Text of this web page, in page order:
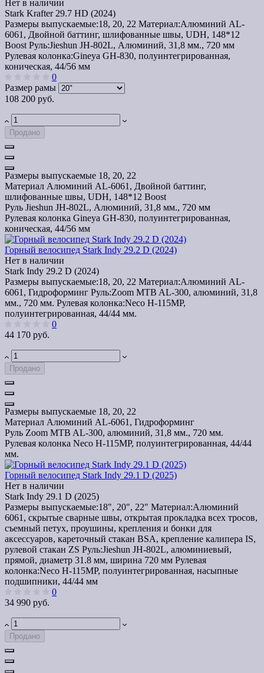
Нет в наличии
Stark Krafter 29.7 HD (2024)
Размеры выпускаемые:18, 20, 22 Материал:Алюминий AL-
6061, Двойной баттинг, шлифованные швы, UDH, 148*12
Boost Руль:Jieshun JH-802L, Алюминий, 31,8 мм., 720 мм
Рулевая колонка:Gineya GH-830, полуинтегрированная,
коническая, 44/56 мм
0
Размер рамы
108 200 руб.
Продано
Размеры выпускаемые 18, 20, 22
Материал Алюминий AL-6061, Двойной баттинг,
шлифованные швы, UDH, 148*12 Boost
Руль Jieshun JH-802L, Алюминий, 31,8 мм., 720 мм
Рулевая колонка Gineya GH-830, полуинтегрированная,
коническая, 44/56 мм
Горный велосипед Stark Indy 29.2 D (2024)
Нет в наличии
Stark Indy 29.2 D (2024)
Размеры выпускаемые:18, 20, 22 Материал:Алюминий AL-
6061, Гидроформинг Руль:Zoom MTB AL-300, алюминий, 31,8
мм., 720 мм. Рулевая колонка:Neco H-115MP,
полуинтегрированная, 44/44 мм.
0
44 170 руб.
Продано
Размеры выпускаемые 18, 20, 22
Материал Алюминий AL-6061, Гидроформинг
Руль Zoom MTB AL-300, алюминий, 31,8 мм., 720 мм.
Рулевая колонка Neco H-115MP, полуинтегрированная, 44/44
мм.
Горный велосипед Stark Indy 29.1 D (2025)
Нет в наличии
Stark Indy 29.1 D (2025)
Размеры выпускаемые:18", 20", 22" Материал:Алюминий
6061, скрытые сварные швы, открытая прокладка всех тросов,
съемный петух, проушины, крепления и бонки для
аксессуаров, кареточный стакан BSA, крепление калипера IS,
рулевой стакан ZS Руль:Jieshun JH-802L, алюминиевый,
прямой, диаметр 31.8 мм, ширина 720 мм Рулевая
колонка:Neco H-115MP, полуинтегрированная, насыпные
подшипники, 44/44 мм
0
34 990 руб.
Продано